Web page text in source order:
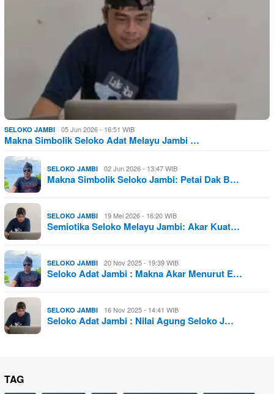
SELOKO JAMBI 05 Jun 2026 - 16:51 WIB
Makna Simbolik Seloko Adat Melayu Jambi …
SELOKO JAMBI 02 Jun 2026 - 13:47 WIB
Makna Simbolik Seloko Jambi: Petai Dak B…
SELOKO JAMBI 19 Mei 2026 - 16:20 WIB
Semiotika Seloko Melayu Jambi: Akar Kuat…
SELOKO JAMBI 20 Nov 2025 - 19:39 WIB
Seloko Adat Jambi : Makna Akar Menurut E…
SELOKO JAMBI 16 Nov 2025 - 14:41 WIB
Seloko Adat Jambi : Nilai Agung Seloko J…
TAG